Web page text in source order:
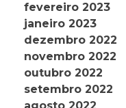
fevereiro 2023
janeiro 2023
dezembro 2022
novembro 2022
outubro 2022
setembro 2022